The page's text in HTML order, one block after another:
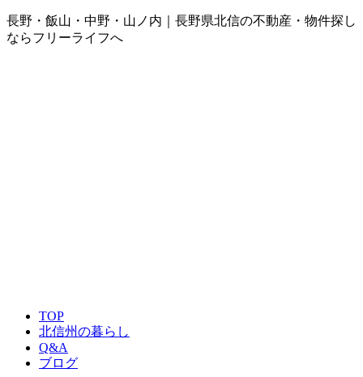
長野・飯山・中野・山ノ内｜長野県北信の不動産・物件探し
ならフリーライフへ
TOP
北信州の暮らし
Q&A
ブログ